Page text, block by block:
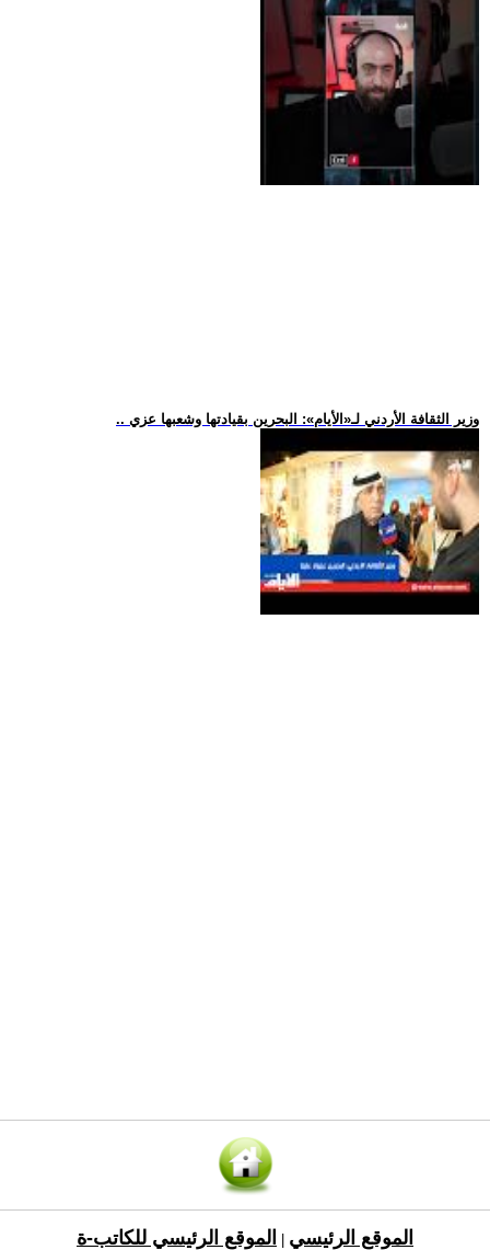
.. وزير الثقافة الأردني لـ«الأيام»: البحرين بقيادتها وشعبها عزي
الموقع الرئيسي الموقع الرئيسي للكاتب-ة